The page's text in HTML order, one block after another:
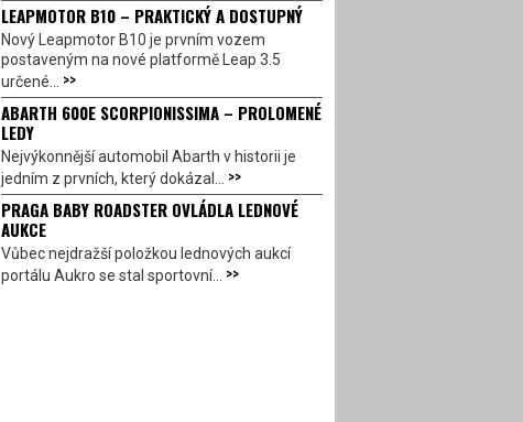
LEAPMOTOR B10 – PRAKTICKÝ A DOSTUPNÝ
Nový Leapmotor B10 je prvním vozem
postaveným na nové platformě Leap 3.5
určené... >>
ABARTH 600E SCORPIONISSIMA – PROLOMENÉ
LEDY
Nejvýkonnější automobil Abarth v historii je
jedním z prvních, který dokázal... >>
PRAGA BABY ROADSTER OVLÁDLA LEDNOVÉ
AUKCE
Vůbec nejdražší položkou lednových aukcí
portálu Aukro se stal sportovní... >>